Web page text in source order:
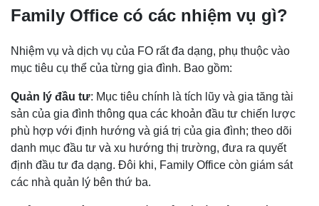
Family Office có các nhiệm vụ gì?
Nhiệm vụ và dịch vụ của FO rất đa dạng, phụ thuộc vào
mục tiêu cụ thể của từng gia đình. Bao gồm:
Quản lý đầu tư: Mục tiêu chính là tích lũy và gia tăng tài
sản của gia đình thông qua các khoản đầu tư chiến lược
phù hợp với định hướng và giá trị của gia đình; theo dõi
danh mục đầu tư và xu hướng thị trường, đưa ra quyết
định đầu tư đa dạng. Đôi khi, Family Office còn giám sát
các nhà quản lý bên thứ ba.